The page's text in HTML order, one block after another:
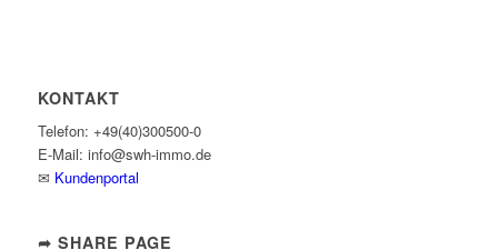
KONTAKT
Telefon: +49(40)300500-0
E-Mail: info@swh-immo.de
✉ Kundenportal
➦ SHARE PAGE